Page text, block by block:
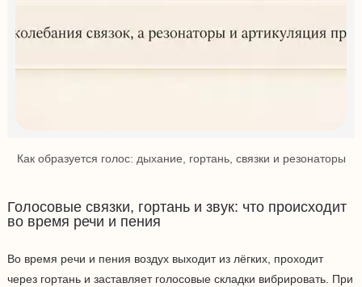
Как образуется голос: дыхание, гортань, связки и резонаторы
Голосовые связки, гортань и звук: что происходит
во время речи и пения
Во время речи и пения воздух выходит из лёгких, проходит
через гортань и заставляет голосовые складки вибрировать. При